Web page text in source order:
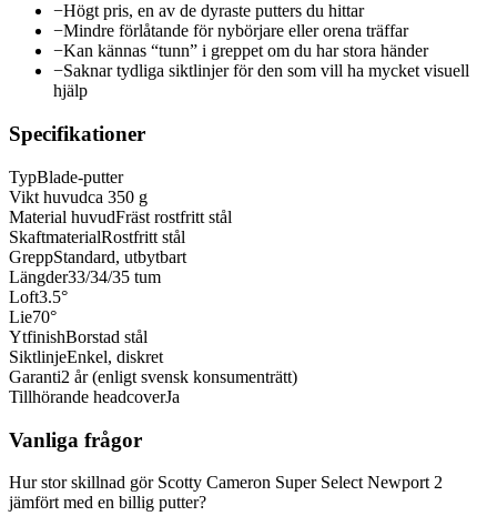
−Högt pris, en av de dyraste putters du hittar
−Mindre förlåtande för nybörjare eller orena träffar
−Kan kännas “tunn” i greppet om du har stora händer
−Saknar tydliga siktlinjer för den som vill ha mycket visuell
hjälp
Specifikationer
TypBlade-putter
Vikt huvudca 350 g
Material huvudFräst rostfritt stål
SkaftmaterialRostfritt stål
GreppStandard, utbytbart
Längder33/34/35 tum
Loft3.5°
Lie70°
YtfinishBorstad stål
SiktlinjeEnkel, diskret
Garanti2 år (enligt svensk konsumenträtt)
Tillhörande headcoverJa
Vanliga frågor
Hur stor skillnad gör Scotty Cameron Super Select Newport 2
jämfört med en billig putter?